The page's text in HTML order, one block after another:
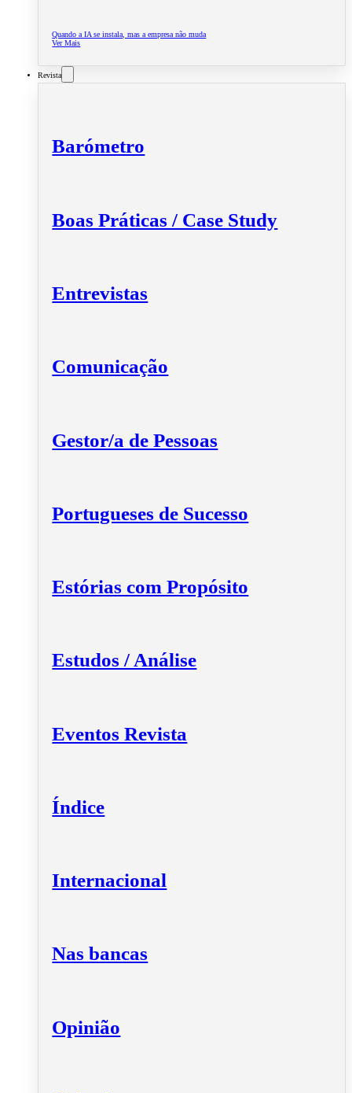
Quando a IA se instala, mas a empresa não muda
Ver Mais
Revista
Barómetro
Boas Práticas / Case Study
Entrevistas
Comunicação
Gestor/a de Pessoas
Portugueses de Sucesso
Estórias com Propósito
Estudos / Análise
Eventos Revista
Índice
Internacional
Nas bancas
Opinião